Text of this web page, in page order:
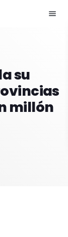
menu
su
millón